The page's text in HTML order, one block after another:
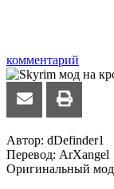
комментарий
Автор: dDefinder1
Перевод: ArXangel
Оригинальный